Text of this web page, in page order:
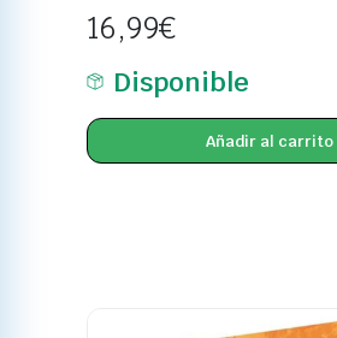
16,99€
Disponible
Añadir al carrito